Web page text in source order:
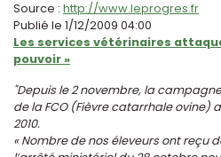
Source : http://www.leprogres.fr
Publié le 1/12/2009 04:00
Les services vétérinaires
pouvoir »
"Depuis le 2 novembre, la
de la FCO (Fièvre catarrhale ovine)
2010.
« Nombre de nos éleveurs ont reçu